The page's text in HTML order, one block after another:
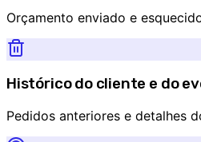
Orçamento enviado e
Histórico do cliente e do
Pedidos anteriores e detalhes